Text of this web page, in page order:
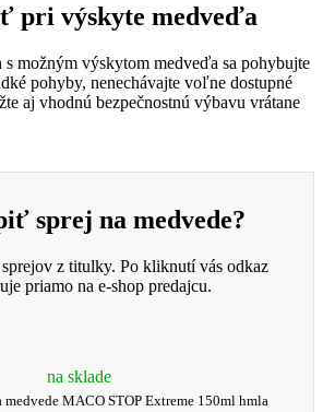
pri výskyte medveďa
možným výskytom medveďa sa pohybujte
pohyby, nenechávajte voľne dostupné
aj vhodnú bezpečnostnú výbavu vrátane
sprej na medvede?
z titulky. Po kliknutí vás odkaz
priamo na e-shop predajcu.
na sklade
MACO STOP Extreme 150ml hmla